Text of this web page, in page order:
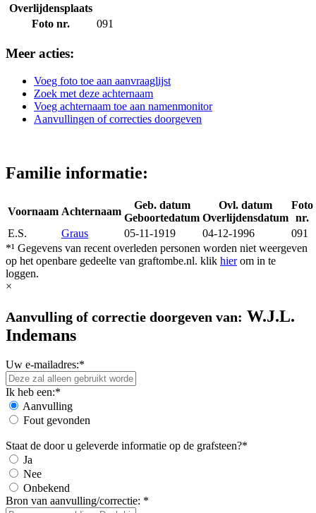
Overlijdensplaats
Foto nr.
091
Meer acties:
Voeg foto toe aan aanvraaglijst
Zoek met deze achternaam
Voeg achternaam toe aan namenmonitor
Aanvullingen of correcties doorgeven
Familie informatie:
Voornaam Achternaam
Geb. datum
Geboortedatum
Ovl. datum
Overlijdensdatum
Foto
nr.
E.S.
Graus 05-11-1919 04-12-1996
091
*¹ Gegevens van recent overleden personen worden niet weergeven
op het openbare gedeelte van graftombe.nl. klik hierom in te
loggen.
×
Aanvulling of correctie doorgeven van: W.J.L.
Indemans
Uw e-mailadres:*
Ik heb een:*
Aanvulling
Fout gevonden
Staat de door u geleverde informatie op de grafsteen?*
Ja
Nee
Onbekend
Bron van aanvulling/correctie: *